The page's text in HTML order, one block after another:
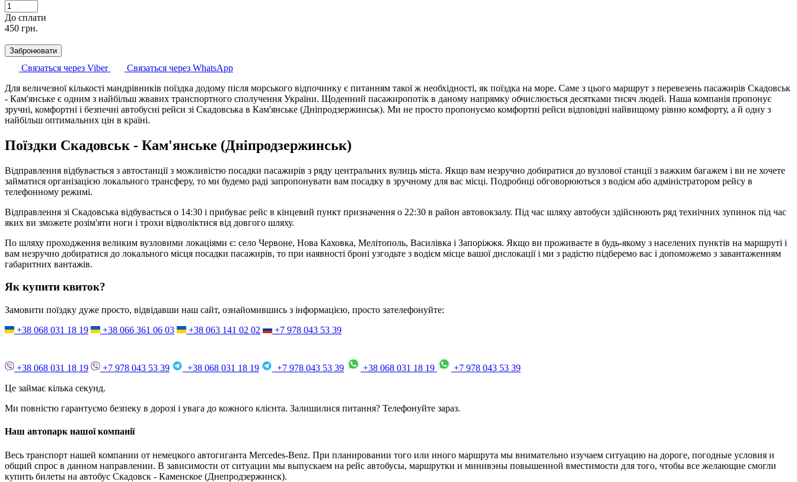
До cплати
450 грн.
Забронювати
Связаться через Viber
Связаться через WhatsApp
Для величезної кількості мандрівників поїздка додому після морського відпочинку є питанням такої ж необхідності, як поїздка на море. Саме з цього маршрут з перевезень пасажирів Скадовськ
- Кам'янське є одним з найбільш жвавих транспортного сполучення України. Щоденний пасажиропотік в даному напрямку обчислюється десятками тисяч людей. Наша компанія пропонує
зручні, комфортні і безпечні автобусні рейси зі Скадовська в Кам'янське (Дніпродзержинськ). Ми не просто пропонуємо комфортні рейси відповідні найвищому рівню комфорту, а й одну з
найбільш оптимальних цін в країні.
Поїздки Скадовськ - Кам'янське (Дніпродзержинськ)
Відправлення відбувається з автостанції з можливістю посадки пасажирів з ряду центральних вулиць міста. Якщо вам незручно добиратися до вузлової станції з важким багажем і ви не хочете
займатися організацією локального трансферу, то ми будемо раді запропонувати вам посадку в зручному для вас місці. Подробиці обговорюються з водієм або адміністратором рейсу в
телефонному режимі.
Відправлення зі Скадовська відбувається о 14:30 і прибуває рейс в кінцевий пункт призначення о 22:30 в район автовокзалу. Під час шляху автобуси здійснюють ряд технічних зупинок під час
яких ви зможете розім'яти ноги і трохи відволіктися від довгого шляху.
По шляху проходження великим вузловими локаціями є: село Червоне, Нова Каховка, Мелітополь, Василівка і Запоріжжя. Якщо ви проживаєте в будь-якому з населених пунктів на маршруті і
вам незручно добиратися до локального місця посадки пасажирів, то при наявності броні узгодьте з водієм місце вашої дислокації і ми з радістю підберемо вас і допоможемо з завантаженням
габаритних вантажів.
Як купити квиток?
Замовити поїздку дуже просто, відвідавши наш сайт, ознайомившись з інформацією, просто зателефонуйте:
+38 068 031 18 19
+38 066 361 06 03 +38 063 141 02 02 +7 978 043 53 39
+38 068 031 18 19 +7 978 043 53 39 +38 068 031 18 19 +7 978 043 53 39 +38 068 031 18 19
+7 978 043 53 39
Це займає кілька секунд.
Ми повністю гарантуємо безпеку в дорозі і увага до кожного клієнта. Залишилися питання? Телефонуйте зараз.
Наш автопарк нашої компанії
Весь транспорт нашей компании от немецкого автогиганта Mercedes-Benz. При планировании того или иного маршрута мы внимательно изучаем ситуацию на дороге, погодные условия и
общий спрос в данном направлении. В зависимости от ситуации мы выпускаем на рейс автобусы, маршрутки и минивэны повышенной вместимости для того, чтобы все желающие смогли
купить билеты на автобус Скадовск - Каменское (Днепродзержинск).